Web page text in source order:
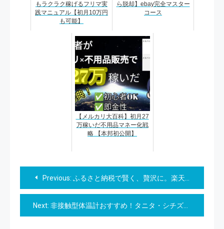
もラクラク稼げるフリマ実
践マニュアル【初月10万円
も可能】
ら脱却】ebay完全マスター
コース
【メルカリ大百科】初月27
万稼いだ不用品マネー化戦
略 【本邦初公開】
投
稿
ナ
Previous: ふるさと納税で賢く、贅沢に。楽天トラベル宿泊クーポンが叶える「理想の旅」の形
Next: 非接触型体温計おすすめ！タニタ・シチズンなど医療機器認証モデルからコスパ最強機まで徹底比較